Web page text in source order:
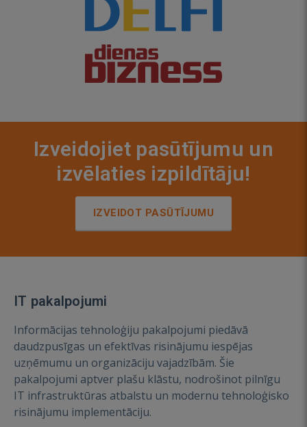
Izveidojiet pasūtījumu un
izvēlaties izpildītāju!
IZVEIDOT PASŪTĪJUMU
IT pakalpojumi
Informācijas tehnoloģiju pakalpojumi piedāvā
daudzpusīgas un efektīvas risinājumu iespējas
uzņēmumu un organizāciju vajadzībām. Šie
pakalpojumi aptver plašu klāstu, nodrošinot pilnīgu
IT infrastruktūras atbalstu un modernu tehnoloģisko
risinājumu implementāciju.